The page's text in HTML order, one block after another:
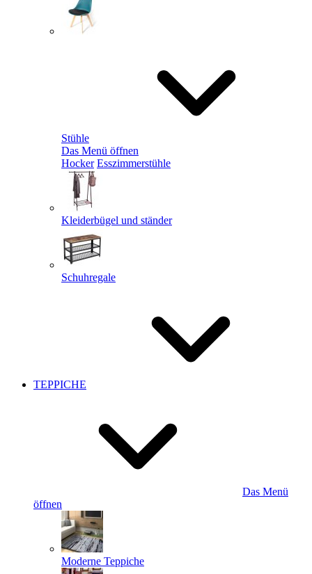
Stühle
Das Menü öffnen
Hocker Esszimmerstühle
Kleiderbügel und ständer
Schuhregale
TEPPICHE
Das Menü
öffnen
Moderne Teppiche